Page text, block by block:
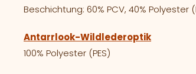
Beschichtung: 60% PCV, 40% Polyester
Antarrlook-Wildlederoptik
100% Polyester (PES)